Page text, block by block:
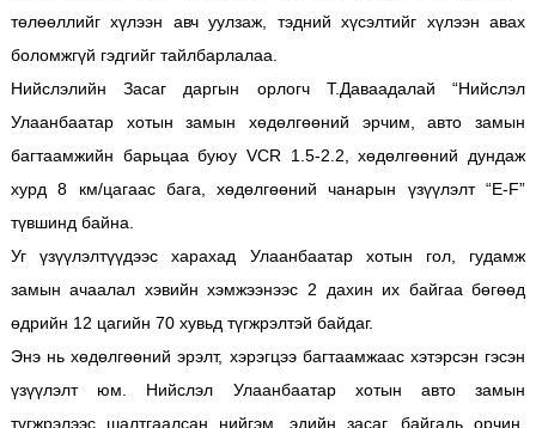
төлөөллийг хүлээн авч уулзаж, тэдний хүсэлтийг хүлээн авах
боломжгүй гэдгийг тайлбарлалаа.
Нийслэлийн Засаг даргын орлогч Т.Даваадалай “Нийслэл
Улаанбаатар хотын замын хөдөлгөөний эрчим, авто замын
багтаамжийн барьцаа буюу VCR 1.5-2.2, хөдөлгөөний дундаж
хурд 8 км/цагаас бага, хөдөлгөөний чанарын үзүүлэлт “E-F”
түвшинд байна.
Уг үзүүлэлтүүдээс харахад Улаанбаатар хотын гол, гудамж
замын ачаалал хэвийн хэмжээнээс 2 дахин их байгаа бөгөөд
өдрийн 12 цагийн 70 хувьд түгжрэлтэй байдаг.
Энэ нь хөдөлгөөний эрэлт, хэрэгцээ багтаамжаас хэтэрсэн гэсэн
үзүүлэлт юм. Нийслэл Улаанбаатар хотын авто замын
түгжрэлээс шалтгаалсан нийгэм, эдийн засаг, байгаль орчин,